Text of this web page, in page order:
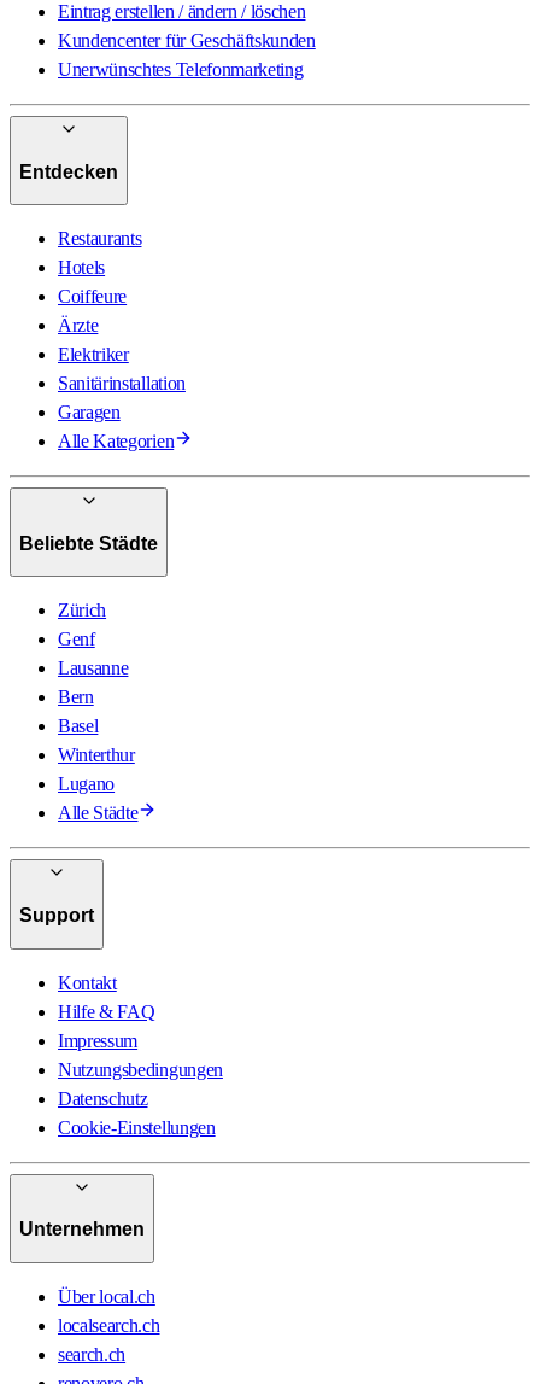
Eintrag erstellen / ändern / löschen
Kundencenter für Geschäftskunden
Unerwünschtes Telefonmarketing
Entdecken
Restaurants
Hotels
Coiffeure
Ärzte
Elektriker
Sanitärinstallation
Garagen
Alle Kategorien
Beliebte Städte
Zürich
Genf
Lausanne
Bern
Basel
Winterthur
Lugano
Alle Städte
Support
Kontakt
Hilfe & FAQ
Impressum
Nutzungsbedingungen
Datenschutz
Cookie-Einstellungen
Unternehmen
Über local.ch
localsearch.ch
search.ch